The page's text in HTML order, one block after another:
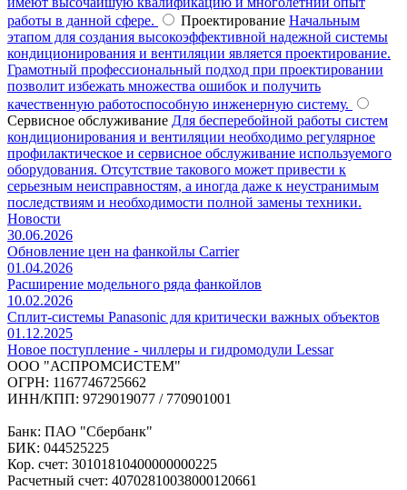
работы в данной сфере.
Проектирование Начальным
этапом для создания высокоэффективной надежной системы
кондиционирования и вентиляции является проектирование.
Грамотный профессиональный подход при проектировании
позволит избежать множества ошибок и получить
качественную работоспособную инженерную систему.
Сервисное обслуживание Для бесперебойной работы систем
кондиционирования и вентиляции необходимо регулярное
профилактическое и сервисное обслуживание используемого
оборудования. Отсутствие такового может привести к
серьезным неисправностям, а иногда даже к неустранимым
последствиям и необходимости полной замены техники.
Новости
30.06.2026
Обновление цен на фанкойлы Carrier
01.04.2026
Расширение модельного ряда фанкойлов
10.02.2026
Сплит-системы Panasonic для критически важных объектов
01.12.2025
Новое поступление - чиллеры и гидромодули Lessar
ООО "АСПРОМСИСТЕМ"
ОГРН: 1167746725662
ИНН/КПП: 9729019077 / 770901001
Банк: ПАО "Сбербанк"
БИК: 044525225
Кор. счет: 30101810400000000225
Расчетный счет: 40702810038000120661